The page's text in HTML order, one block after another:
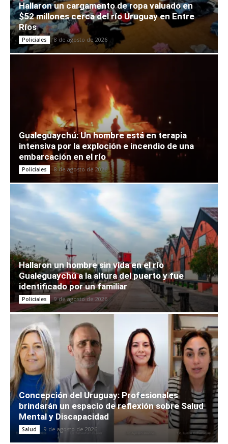
Hallaron un cargamento de ropa valuado en
$52 millones cerca del río Uruguay en Entre
Ríos
Policiales 8 de agosto de 2026
Gualeguaychú: Un hombre está en terapia
intensiva por la exploción e incendio de una
embarcación en el río
Policiales 8 de agosto de 2026
Hallaron un hombre sin vida en el río
Gualeguaychú a la altura del puerto y fue
identificado por un familiar
Policiales 9 de agosto de 2026
Concepción del Uruguay: Profesionales
brindarán un espacio de reflexión sobre Salud
Mental y Discapacidad
Salud 9 de agosto de 2026